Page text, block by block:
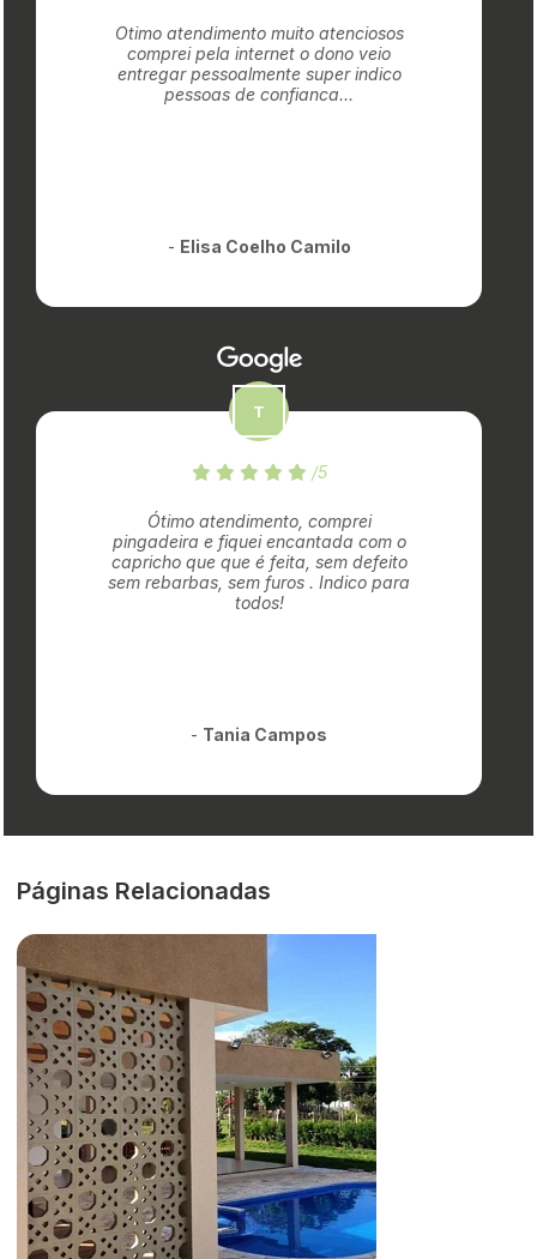
Otimo atendimento muito atenciosos
comprei pela internet o dono veio
entregar pessoalmente super indico
pessoas de confianca...
- Elisa Coelho Camilo
/5
Ótimo atendimento, comprei
pingadeira e fiquei encantada com o
capricho que que é feita, sem defeito
sem rebarbas, sem furos . Indico para
todos!
- Tania Campos
Páginas Relacionadas